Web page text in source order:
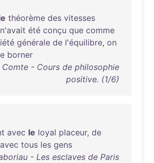
théorème des vitesses
n'avait été conçu que comme
générale de l'équilibre, on
borner
Comte - Cours de philosophie
positive. (1/6)
avec le loyal placeur, de
tous les gens
- Les esclaves de Paris